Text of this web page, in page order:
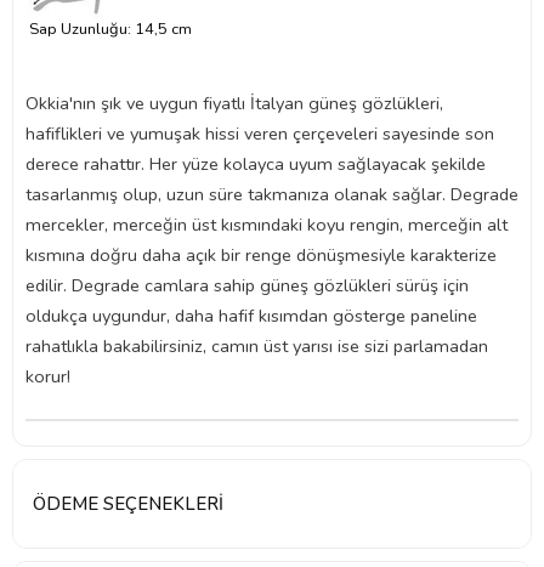
Sap Uzunluğu: 14,5 cm
Okkia'nın şık ve uygun fiyatlı İtalyan güneş gözlükleri,
hafiflikleri ve yumuşak hissi veren çerçeveleri sayesinde son
derece rahattır. Her yüze kolayca uyum sağlayacak şekilde
tasarlanmış olup, uzun süre takmanıza olanak sağlar. Degrade
mercekler, merceğin üst kısmındaki koyu rengin, merceğin alt
kısmına doğru daha açık bir renge dönüşmesiyle karakterize
edilir. Degrade camlara sahip güneş gözlükleri sürüş için
oldukça uygundur, daha hafif kısımdan gösterge paneline
rahatlıkla bakabilirsiniz, camın üst yarısı ise sizi parlamadan
korur!
ÖDEME SEÇENEKLERI